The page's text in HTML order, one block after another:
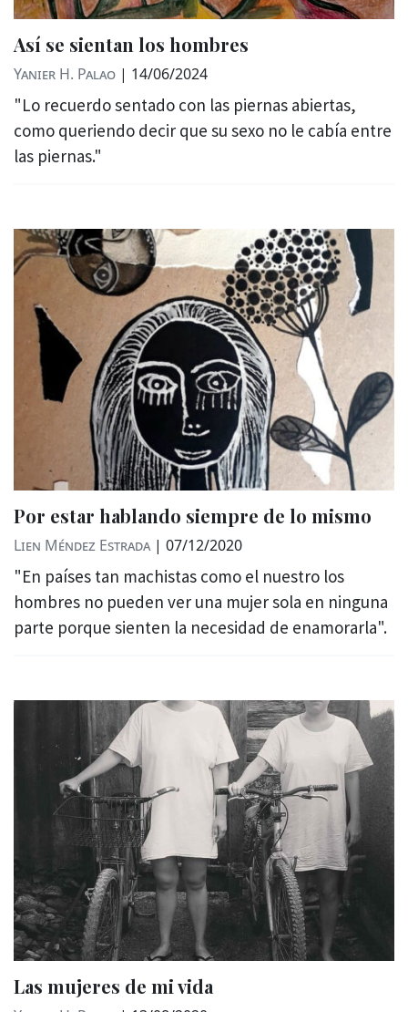
Así se sientan los hombres
Yanier H. Palao | 14/06/2024
"Lo recuerdo sentado con las piernas abiertas,
como queriendo decir que su sexo no le cabía entre
las piernas."
Por estar hablando siempre de lo mismo
Lien Méndez Estrada | 07/12/2020
"En países tan machistas como el nuestro los
hombres no pueden ver una mujer sola en ninguna
parte porque sienten la necesidad de enamorarla".
Las mujeres de mi vida